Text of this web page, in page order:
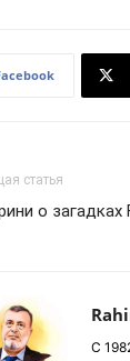
статья
о загадках
С